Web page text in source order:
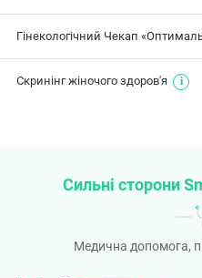
Гінекологічний Чекап
Скринінг жіночого здоров'я
Сильні сторони
Медична допомога,